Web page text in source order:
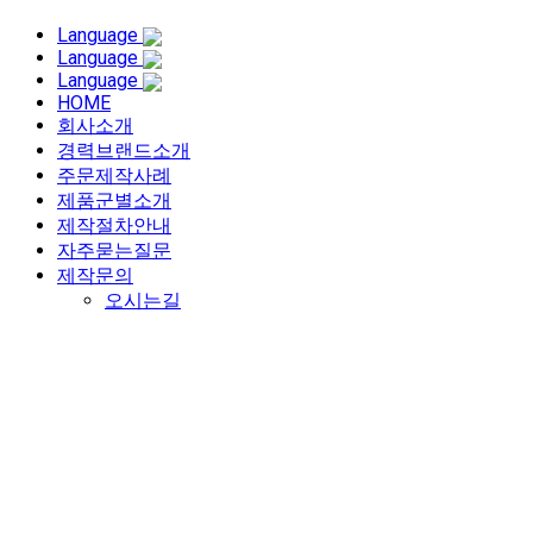
Language
Language
Language
HOME
회사소개
경력브랜드소개
주문제작사례
제품군별소개
제작절차안내
자주묻는질문
제작문의
오시는길